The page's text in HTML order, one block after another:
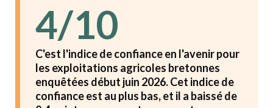
4/10
C'est l'indice de confiance en l'avenir pour
les exploitations agricoles bretonnes
enquêtées début juin 2026. Cet indice de
confiance est au plus bas, et il a baissé de